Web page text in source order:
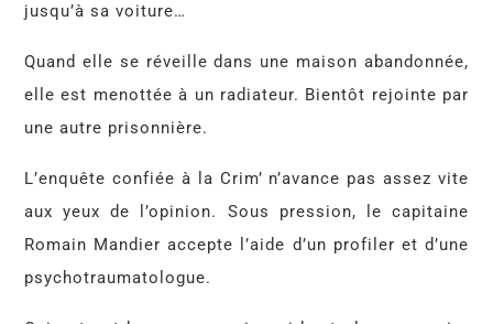
jusqu’à sa voiture…
Quand elle se réveille dans une maison abandonnée,
elle est menottée à un radiateur. Bientôt rejointe par
une autre prisonnière.
L’enquête confiée à la Crim’ n’avance pas assez vite
aux yeux de l’opinion. Sous pression, le capitaine
Romain Mandier accepte l’aide d’un profiler et d’une
psychotraumatologue.